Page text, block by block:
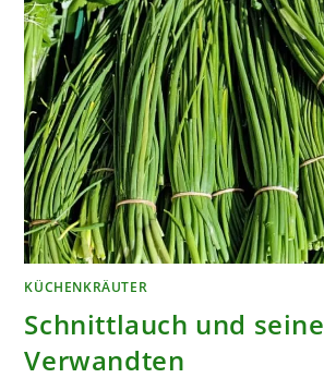
KÜCHENKRÄUTER
Schnittlauch und seine
Verwandten